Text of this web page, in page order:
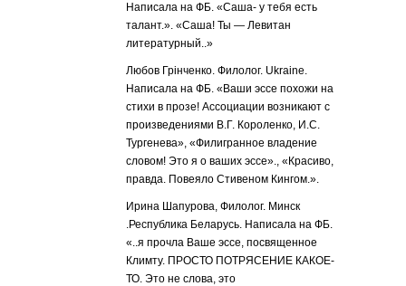
Написала на ФБ. «Саша- у тебя есть
талант.». «Саша! Ты — Левитан
литературный..»
Любов Грінченко. Филолог. Ukraine.
Написала на ФБ. «Ваши эссе похожи на
стихи в прозе! Ассоциации возникают с
произведениями В.Г. Короленко, И.С.
Тургенева», «Филигранное владение
словом! Это я о ваших эссе»., «Красиво,
правда. Повеяло Стивеном Кингом.».
Ирина Шапурова, Филолог. Минск
.Республика Беларусь. Написала на ФБ.
«..я прочла Ваше эссе, посвященное
Климту. ПРОСТО ПОТРЯСЕНИЕ КАКОЕ-
ТО. Это не слова, это